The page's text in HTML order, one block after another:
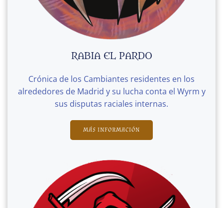
RABIA EL PARDO
Crónica de los Cambiantes residentes en los
alrededores de Madrid y su lucha conta el Wyrm y
sus disputas raciales internas.
MÁS INFORMACIÓN